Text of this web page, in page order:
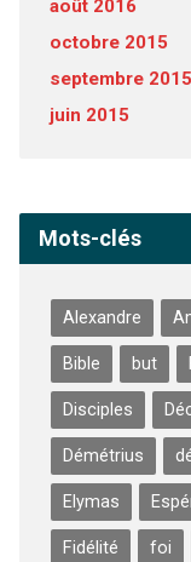
août 2016
octobre 2015
septembre 2015
juin 2015
Mots-clés
Alexandre
Bible but
Disciples
Démétrius
Elymas
Fidélité foi